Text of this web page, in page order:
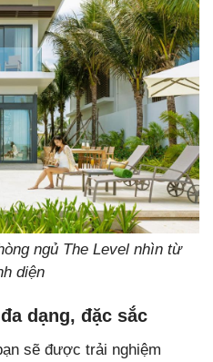
ngủ The Level nhìn từ
diện
dạng, đặc sắc
sẽ được trải nghiệm